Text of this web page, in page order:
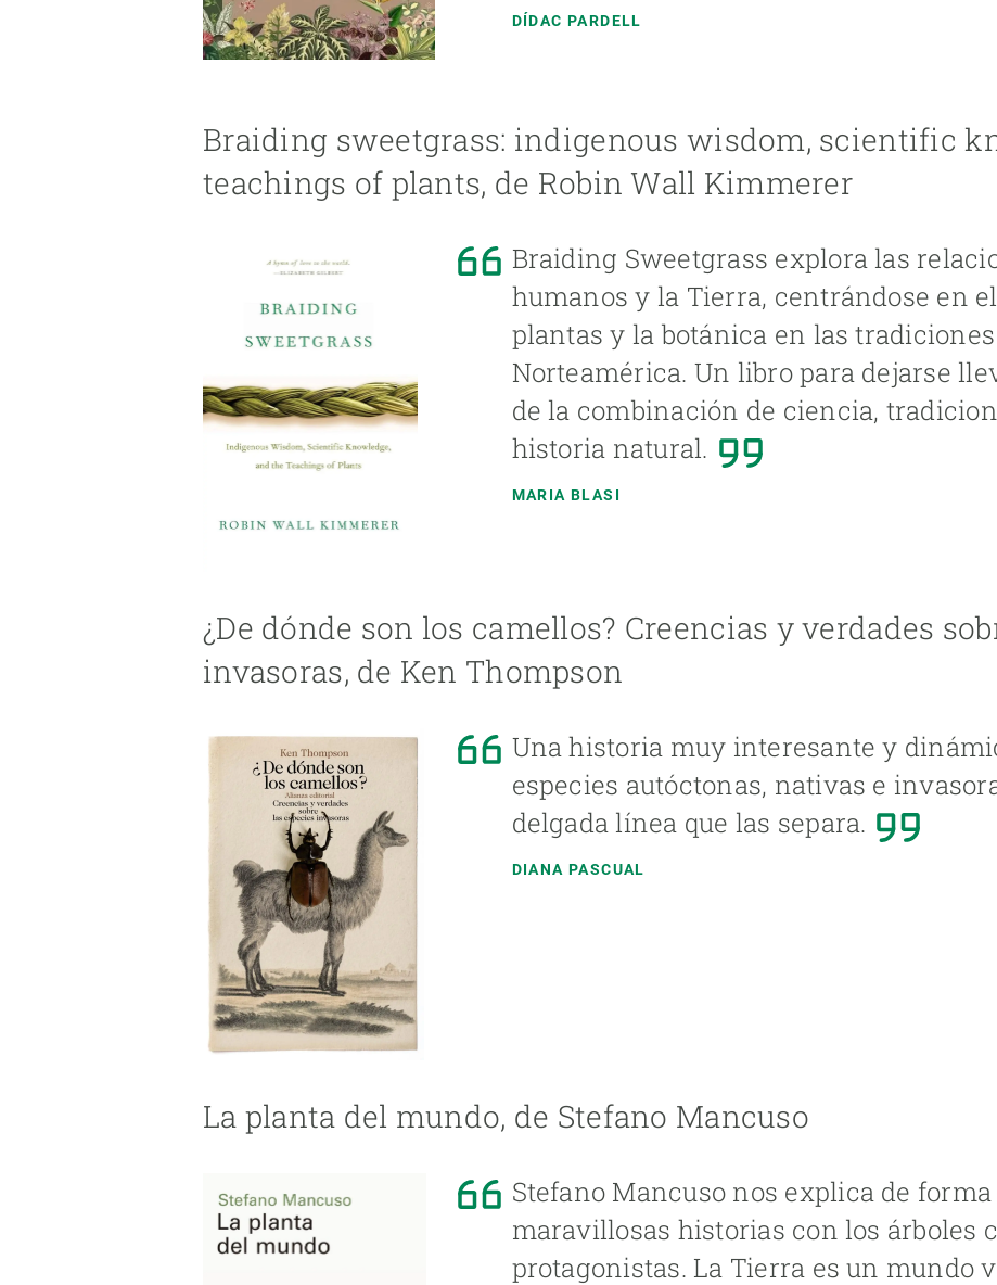
DÍDAC PARDELL
Braiding sweetgrass: indigenous wisdom, scientific
teachings of plants, de Robin Wall Kimmerer
Braiding Sweetgrass explora las
humanos y la Tierra, centrándose en
plantas y la botánica en las
Norteamérica. Un libro para dejarse
de la combinación de ciencia,
historia natural.
MARIA BLASI
¿De dónde son los camellos? Creencias y verdades
invasoras, de Ken Thompson
Una historia muy interesante y
especies autóctonas, nativas e
delgada línea que las separa.
DIANA PASCUAL
La planta del mundo, de Stefano Mancuso
Stefano Mancuso nos explica de
maravillosas historias con los árboles
protagonistas. La Tierra es un mundo